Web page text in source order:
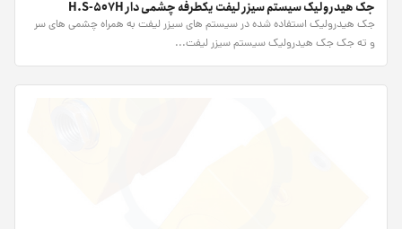
جک هیدرولیک سیستم سیزر لیفت یکطرفه چشمی دار H.S-507H
جک هیدرولیک استفاده شده در سیستم های سیزر لیفت به همراه چشمی های سر
و ته جک جک هیدرولیک سیستم سیزر لیفت...